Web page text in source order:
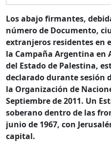
Los abajo firmantes,
número de Documento,
extranjeros residentes en
la Campaña Argentina en
del Estado de Palestina,
declarado durante sesión
la Organización de
Septiembre de 2011. Un
soberano dentro de las
junio de 1967, con
capital.